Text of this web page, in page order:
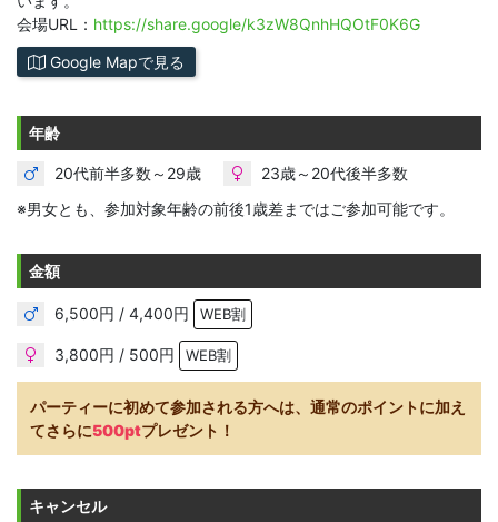
会場URL： https://share.google/k3zW8QnhHQOtF0K6G
Google Mapで見る
年齢
20代前半多数～29歳
23歳～20代後半多数
※男女とも、参加対象年齢の前後1歳差まではご参加可能です。
金額
6,500円 / 4,400円 WEB割
3,800円 / 500円 WEB割
パーティーに初めて参加される方へは、通常のポイントに加え
てさらに500ptプレゼント！
キャンセル